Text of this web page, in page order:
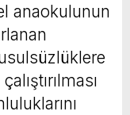
anaokulunun